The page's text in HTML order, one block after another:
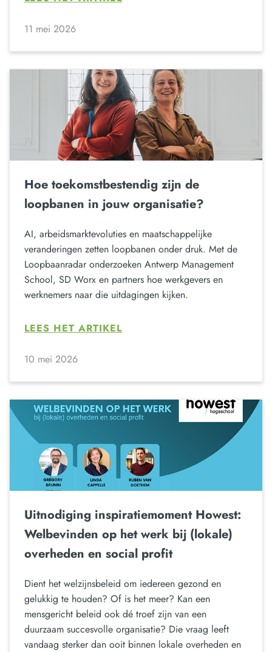
11 mei 2026
Hoe toekomstbestendig zijn de
loopbanen in jouw organisatie?
AI, arbeidsmarktevoluties en maatschappelijke
veranderingen zetten loopbanen onder druk. Met de
Loopbaanradar onderzoeken Antwerp Management
School, SD Worx en partners hoe werkgevers en
werknemers naar die uitdagingen kijken.
LEES HET ARTIKEL
10 mei 2026
Uitnodiging inspiratiemoment Howest:
Welbevinden op het werk bij (lokale)
overheden en social profit
Dient het welzijnsbeleid om iedereen gezond en
gelukkig te houden? Of is het meer? Kan een
mensgericht beleid ook dé troef zijn van een
duurzaam succesvolle organisatie? Die vraag leeft
vandaag sterker dan ooit binnen lokale overheden en